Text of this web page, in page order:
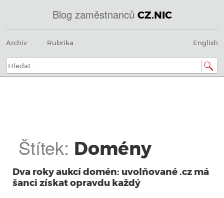
Blog zaměstnanců CZ.NIC
@
IN
SOA
nic.cz.
Menu
na
Archiv Rubrika English
Hledat:
Štítek: Domény
Dva roky aukcí domén: uvolňované .cz má
šanci získat opravdu každý